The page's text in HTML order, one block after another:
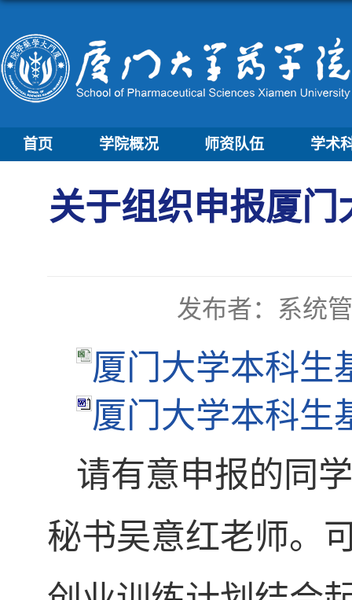
首页 学院概况 师资队伍 学术
关于组织申报厦
发布者：系统
厦门大学本科生
厦门大学本科生
请有意申报的同
秘书吴意红老师。